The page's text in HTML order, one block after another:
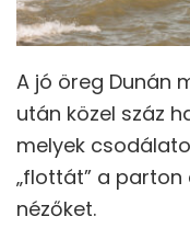
A jó öreg Dunán
után közel száz
melyek
„flottát” a parton
nézőket.